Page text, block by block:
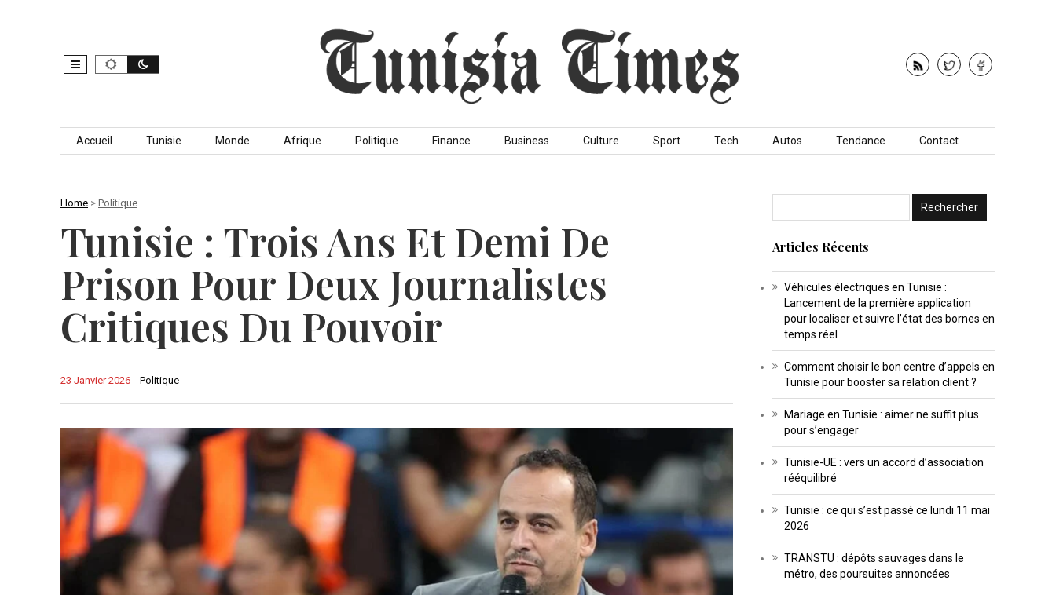
Skip to content
Accueil Tunisie Monde Afrique Politique Finance Business Culture Sport Tech Autos Tendance Contact
Home > Politique
Tunisie : Trois Ans Et Demi De
Prison Pour Deux Journalistes
Critiques Du Pouvoir
- Politique
23 Janvier 2026
Articles Récents
Véhicules électriques en Tunisie :
Lancement de la première application
pour localiser et suivre l’état des bornes en
temps réel
Comment choisir le bon centre d’appels en
Tunisie pour booster sa relation client ?
Mariage en Tunisie : aimer ne suffit plus
pour s’engager
Tunisie-UE : vers un accord d’association
rééquilibré
Tunisie : ce qui s’est passé ce lundi 11 mai
2026
TRANSTU : dépôts sauvages dans le
métro, des poursuites annoncées